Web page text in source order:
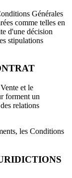
Générales
comme telles en
d'une décision
stipulations
et le
forment un
relations
les Conditions